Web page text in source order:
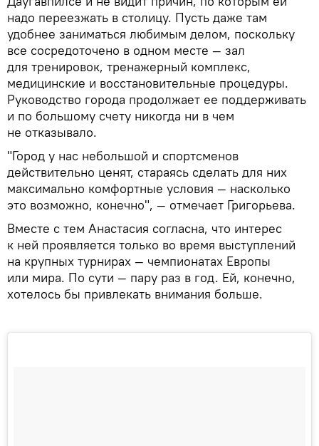
надо переезжать в столицу. Пусть даже там
удобнее заниматься любимым делом, поскольку
все сосредоточено в одном месте — зал
для тренировок, тренажерный комплекс,
медицинские и восстановительные процедуры.
Руководство города продолжает ее поддерживать
и по большому счету никогда ни в чем
не отказывало.
"Город у нас небольшой и спортсменов
действительно ценят, стараясь сделать для них
максимально комфортные условия — насколько
это возможно, конечно", — отмечает Григорьева.
Вместе с тем Анастасия согласна, что интерес
к ней проявляется только во время выступлений
на крупных турнирах — чемпионатах Европы
или мира. По сути — пару раз в год. Ей, конечно,
хотелось бы привлекать внимания больше.